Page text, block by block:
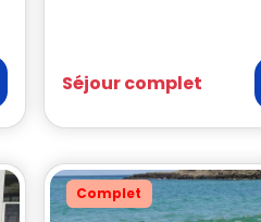
Séjour complet
Complet